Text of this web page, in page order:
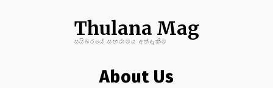
Thulana Mag
සයිබරයේ සඟරාමය අත්දැකීම
About Us